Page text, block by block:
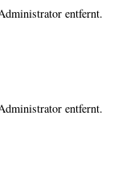
entfernt.
entfernt.